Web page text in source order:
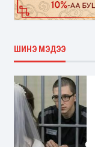
ШИНЭ МЭДЭЭ